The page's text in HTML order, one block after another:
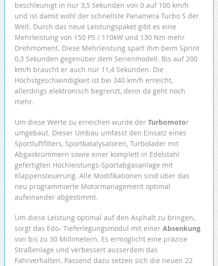
beschleunigt in nur 3,5 Sekunden von 0 auf 100 km/h
und ist damit wohl der schnellste Panamera Turbo S der
Welt. Durch das neue Leistungspaket gibt es eine
Mehrleistung von 150 PS / 110kW und 130 Nm mehr
Drehmoment. Diese Mehrleistung spart ihm beim Sprint
0,3 Sekunden gegenüber dem Serienmodell. Bis auf 200
km/h braucht er auch nur 11,4 Sekunden. Die
Höchstgeschwindigkeit ist bei 340 km/h erreicht,
allerdings elektronisch begrenzt, denn da geht noch
mehr.
Um diese Werte zu erreichen wurde der Turbomotor
umgebaut. Dieser Umbau umfasst den Einsatz eines
Sportluftfilters, Sportkatalysatoren, Turbolader mit
Abgaskrümmern sowie einer komplett in Edelstahl
gefertigten Hochleistungs-Sportabgasanlage mit
Klappensteuerung. Alle Modifikationen sind über das
neu programmierte Motormanagement optimal
aufeinander abgestimmt.
Um diese Leistung optimal auf den Asphalt zu bringen,
sorgt das Edo- Tieferlegungsmodul mit einer Absenkung
von bis zu 30 Millimetern. Es ermöglicht eine präzise
Straßenlage und verbessert ausserdem das
Fahrverhalten. Passend dazu setzen sich die neuen 22